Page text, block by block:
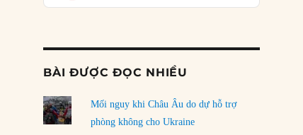
rủi ro
01/08/2026
BÀI ĐƯỢC ĐỌC NHIỀU
Mối nguy khi Châu Âu do dự hỗ trợ
phòng không cho Ukraine